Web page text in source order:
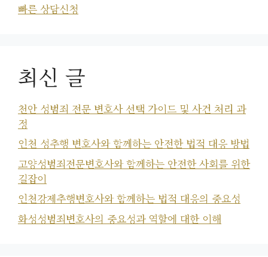
빠른 상담신청
최신 글
천안 성범죄 전문 변호사 선택 가이드 및 사건 처리 과
정
인천 성추행 변호사와 함께하는 안전한 법적 대응 방법
고양성범죄전문변호사와 함께하는 안전한 사회를 위한
길잡이
인천강제추행변호사와 함께하는 법적 대응의 중요성
화성성범죄변호사의 중요성과 역할에 대한 이해